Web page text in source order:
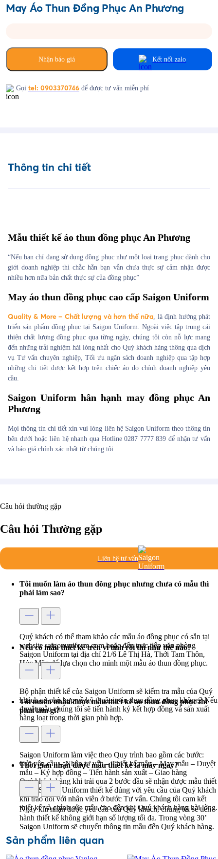
May Áo Thun Đồng Phục An Phương
Nhận báo giá Kết nối zalo
Gọi tel: 0903370746để được tư vấn miễn phí
Thông tin chi tiết
Mẫu thiết kế áo thun đồng phục An Phương
“Nếu bạn chỉ đang sử dụng đồng phục như một loại trang phục dành cho
giới doanh nghiệp thì chắc hẳn bạn vẫn chưa thực sự cảm nhận được
nhiều hơn nữa bản chất thực sự của đồng phục”
May áo thun đồng phục cao cấp Saigon Uniform
Quality & More – Chất lượng và hơn thế nữa , là định hướng phát
triển sản phẩm đồng phục tại Saigon Uniform. Ngoài việc tập trung cải
thiện chất lượng đồng phục qua từng ngày, chúng tôi còn nỗ lực mang
đến những trải nghiệm hài lòng nhất cho Quý khách hàng thông qua dịch
vụ Tư vấn chuyên nghiệp, Tối ưu ngân sách doanh nghiệp qua tập hợp
những chi tiết được kết hợp trên chiếc áo do chính doanh nghiệp yêu
cầu.
Saigon Uniform hân hạnh may đồng phục An
Phương
Mọi thông tin chi tiết xin vui lòng liên hệ Saigon Uniform theo thông tin
bên dưới hoặc liên hệ nhanh qua Hotline 0287 7777 839 để nhận tư vấn
và báo giá chính xác nhất từ chúng tôi.
Câu hỏi thường gặp
Câu hỏi Thường gặp
Liên hệ tư vấn
Tôi muốn làm áo thun đồng phục nhưng chưa có mẫu thì
phải làm sao?
Quý khách có thể tham khảo các mẫu áo đồng phục có sẵn tại
website saigonuniform.com hoặc đến trực tiếp văn phòng
Saigon Uniform tại địa chỉ 21/6 Lê Thị Hà, Thới Tam Thôn,
Hóc Môn để lựa chọn cho mình một mẫu áo thun đồng phục.
Nếu có mẫu thiết kế trên vi tính rồi thì như thế nào?
Bộ phận thiết kế của Saigon Uniform sẽ kiểm tra mẫu của Quý
khách có phù hợp về kỹ thuật in áo thun đồng phục không? Nếu
duyệt mẫu chúng tôi sẽ tiến hành ký kết hợp đồng và sản xuất
hàng loạt trong thời gian phù hợp.
Tôi muốn nhận được mẫu thiết kế áo thun đồng phục thì
phải làm gì?
Saigon Uniform làm việc theo Quy trình bao gồm các bước:
Gửi yêu cầu – Nhận tư vấn – Thiết kế mẫu – May mẫu – Duyệt
mẫu – Ký hợp đồng – Tiến hành sản xuất – Giao hàng
Quý khách hàng khi trải qua 2 bước đầu sẽ nhận được mẫu thiết
kế do Saigon Uniform thiết kế đúng với yêu cầu của Quý khách
khi trao đổi với nhân viên ở bước Tư vấn. Chúng tôi cam kết
thiết kế và chỉnh sửa mẫu cho đến khi Quý khách hàng hài lòng.
Thời gian nhận được mẫu thiết kế là mấy ngày?
Ngay khi nhận được yêu cầu của Quý khách, chúng tôi sẽ tiến
hành thiết kế không giới hạn số lượng tối đa. Trong vòng 30’
Saigon Uniform sẽ chuyển thông tin mẫu đến Quý khách hàng.
Sản phẩm liên quan